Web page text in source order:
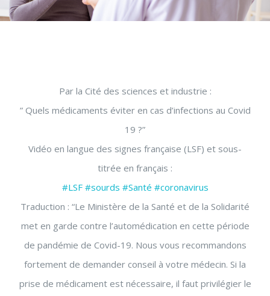
Par la Cité des sciences et industrie :
” Quels médicaments éviter en cas d’infections au Covid
19 ?”
Vidéo en langue des signes française (LSF) et sous-
titrée en français :
#LSF #sourds #Santé #coronavirus
Traduction : “Le Ministère de la Santé et de la Solidarité
met en garde contre l’automédication en cette période
de pandémie de Covid-19. Nous vous recommandons
fortement de demander conseil à votre médecin. Si la
prise de médicament est nécessaire, il faut privilégier le